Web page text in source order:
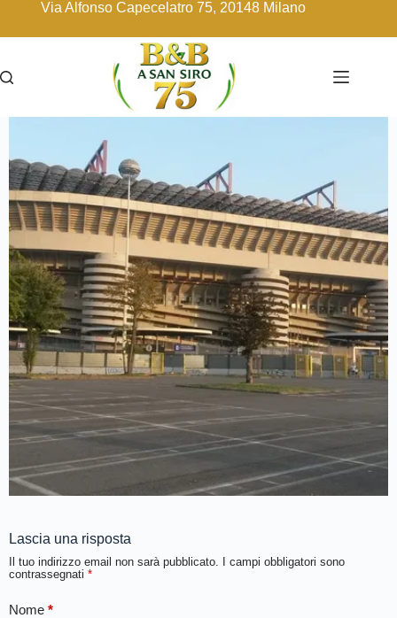
Via Alfonso Capecelatro 75, 20148 Milano
Lascia una risposta
Il tuo indirizzo email non sarà pubblicato.
I campi obbligatori sono
contrassegnati *
Nome *